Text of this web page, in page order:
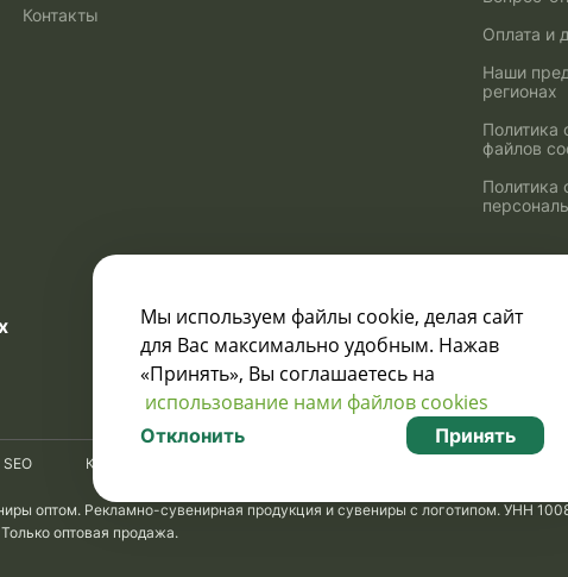
Контакты
Оплата и
Наши
регионах
Политика
файлов
Политика
Узнавайте о скидках
и акциях:
Карта сайта
оптом. Рекламно-сувенирная продукция и сувениры с логотипом. УНН
оптовая продажа.
SEO
Мы используем файлы cookie, делая сайт
для Вас максимально удобным. Нажав
«Принять», Вы соглашаетесь на
использование нами файлов cookies
Отклонить Принять